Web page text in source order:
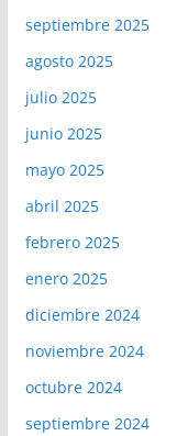
septiembre 2025
agosto 2025
julio 2025
junio 2025
mayo 2025
abril 2025
febrero 2025
enero 2025
diciembre 2024
noviembre 2024
octubre 2024
septiembre 2024